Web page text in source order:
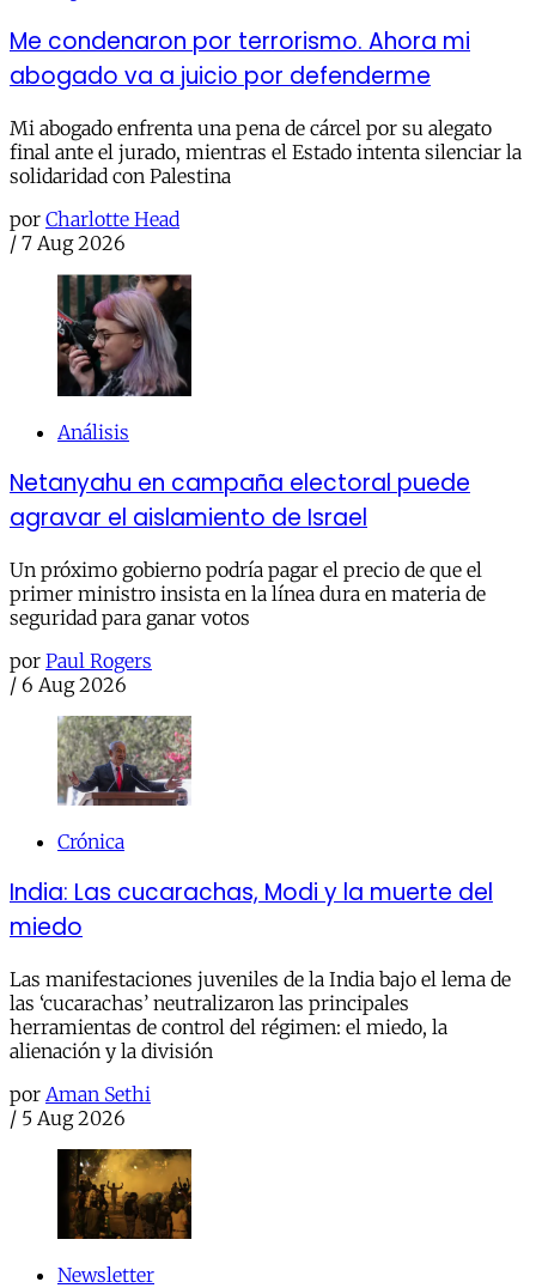
Me condenaron por terrorismo. Ahora mi
abogado va a juicio por defenderme
Mi abogado enfrenta una pena de cárcel por su alegato
final ante el jurado, mientras el Estado intenta silenciar la
solidaridad con Palestina
por Charlotte Head
/ 7 Aug 2026
Análisis
Netanyahu en campaña electoral puede
agravar el aislamiento de Israel
Un próximo gobierno podría pagar el precio de que el
primer ministro insista en la línea dura en materia de
seguridad para ganar votos
por Paul Rogers
/ 6 Aug 2026
Crónica
India: Las cucarachas, Modi y la muerte del
miedo
Las manifestaciones juveniles de la India bajo el lema de
las ‘cucarachas’ neutralizaron las principales
herramientas de control del régimen: el miedo, la
alienación y la división
por Aman Sethi
/ 5 Aug 2026
Newsletter